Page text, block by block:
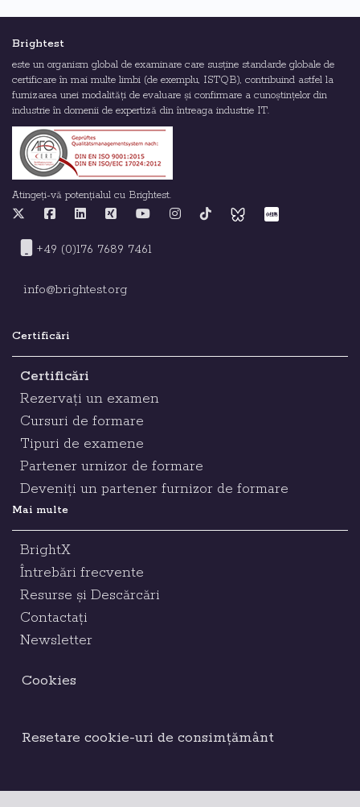
Brightest
este un organism global de examinare care susține standarde globale de
certificare în mai multe limbi (de exemplu, ISTQB), contribuind astfel la
furnizarea unei modalități de evaluare și confirmare a cunoștințelor din
industrie în domenii de expertiză din întreaga industrie IT.
Atingeți-vă potențialul cu Brightest.
+49 (0)176 7689 7461
info@brightest.org
Certificări
Certificări
Rezervați un examen
Cursuri de formare
Tipuri de examene
Partener urnizor de formare
Deveniți un partener furnizor de formare
Mai multe
BrightX
Întrebări frecvente
Resurse și Descărcări
Contactați
Newsletter
Cookies
Resetare cookie-uri de consimțământ